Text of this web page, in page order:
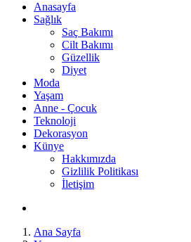
Anasayfa
Sağlık
Saç Bakımı
Cilt Bakımı
Güzellik
Diyet
Moda
Yaşam
Anne - Çocuk
Teknoloji
Dekorasyon
Künye
Hakkımızda
Gizlilik Politikası
İletişim
Ana Sayfa